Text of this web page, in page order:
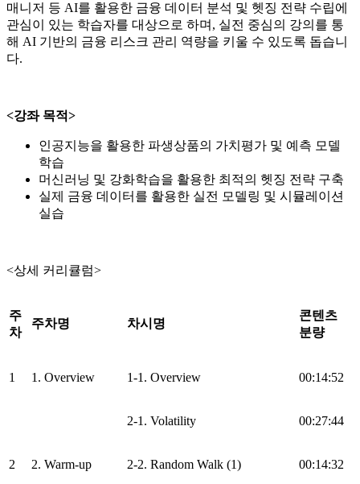
매니저 등 AI를 활용한 금융 데이터 분석 및 헷징 전략 수립에
관심이 있는 학습자를 대상으로 하며, 실전 중심의 강의를 통
해 AI 기반의 금융 리스크 관리 역량을 키울 수 있도록 돕습니
다.
<강좌 목적>
인공지능을 활용한 파생상품의 가치평가 및 예측 모델
학습
머신러닝 및 강화학습을 활용한 최적의 헷징 전략 구축
실제 금융 데이터를 활용한 실전 모델링 및 시뮬레이션
실습
<상세 커리큘럼>
주
차
주차명 차시명
콘텐츠
분량
1 1. Overview 1-1. Overview 00:14:52
2 2. Warm-up
2-1. Volatility 00:27:44
2-2. Random Walk (1) 00:14:32